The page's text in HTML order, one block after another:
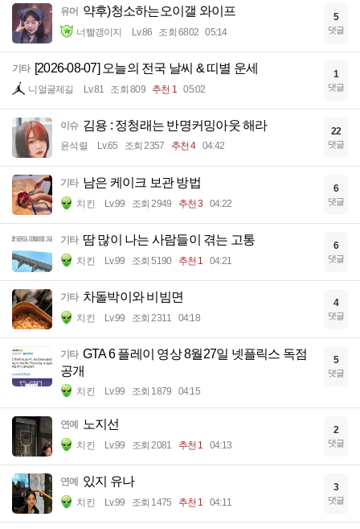
유머 약후)청소하는오이갤 와이프
너빨갱이지 Lv.86 조회 6802 05:14
5
댓글
기타 [2026-08-07] 오늘의 전국 날씨 & 띠별 운세
니얼굴제길 Lv.81 조회 809 추천 1 05:02
1
댓글
이슈 김용 : 정청래는 반명커밍아웃 해라
윤석렬 Lv.65 조회 2357 추천 4 04:42
22
댓글
기타 남은 케이크 보관 방법
치킨 Lv.99 조회 2949 추천 3 04:22
6
댓글
기타 땀 많이 나는 사람들이 겪는 고통
치킨 Lv.99 조회 5190 추천 1 04:21
6
댓글
기타 차돌박이와 비빔면
치킨 Lv.99 조회 2311 04:18
4
댓글
기타 GTA 6 플레이 영상 8월27일 넷플릭스 독점
공개
치킨 Lv.99 조회 1879 04:15
5
댓글
연예 노지선
치킨 Lv.99 조회 2081 추천 1 04:13
2
댓글
연예 있지 유나
치킨 Lv.99 조회 1475 추천 1 04:11
3
댓글